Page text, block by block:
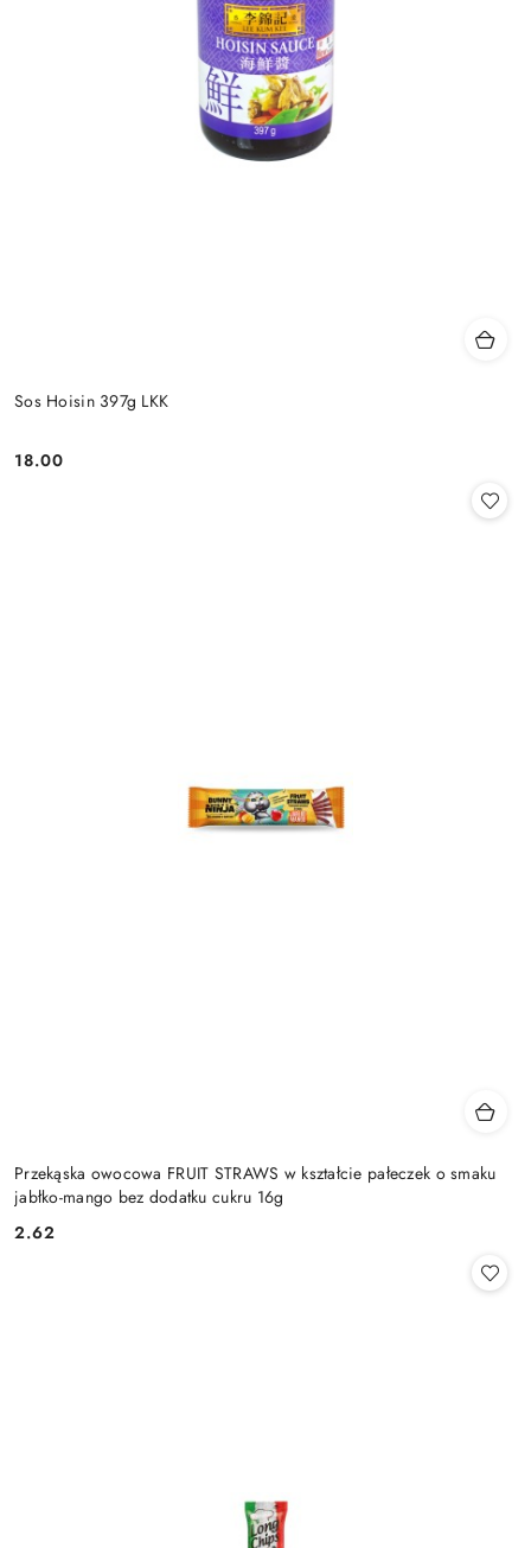
Sos Hoisin 397g LKK
Cena:
18.00
Przekąska owocowa FRUIT STRAWS w kształcie pałeczek o smaku
jabłko-mango bez dodatku cukru 16g
Cena:
2.62